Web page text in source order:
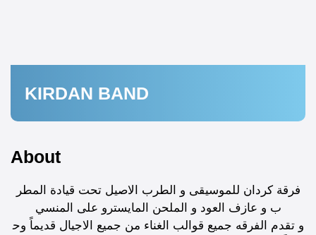
KIRDAN BAND
About
فرقة كردان للموسيقى و الطرب الاصيل تحت قيادة المطر
ب و عازف العود و الملحن المايسترو على المنسي
و تقدم الفرقه جميع قوالب الغناء من جميع الاجيال قديماً وح